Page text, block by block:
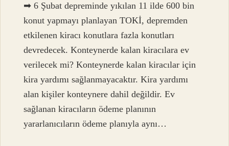
➡ 6 Şubat depreminde yıkılan 11 ilde 600 bin
konut yapmayı planlayan TOKİ, depremden
etkilenen kiracı konutlara fazla konutları
devredecek. Konteynerde kalan kiracılara ev
verilecek mi? Konteynerde kalan kiracılar için
kira yardımı sağlanmayacaktır. Kira yardımı
alan kişiler konteynere dahil değildir. Ev
sağlanan kiracıların ödeme planının
yararlanıcıların ödeme planıyla aynı…